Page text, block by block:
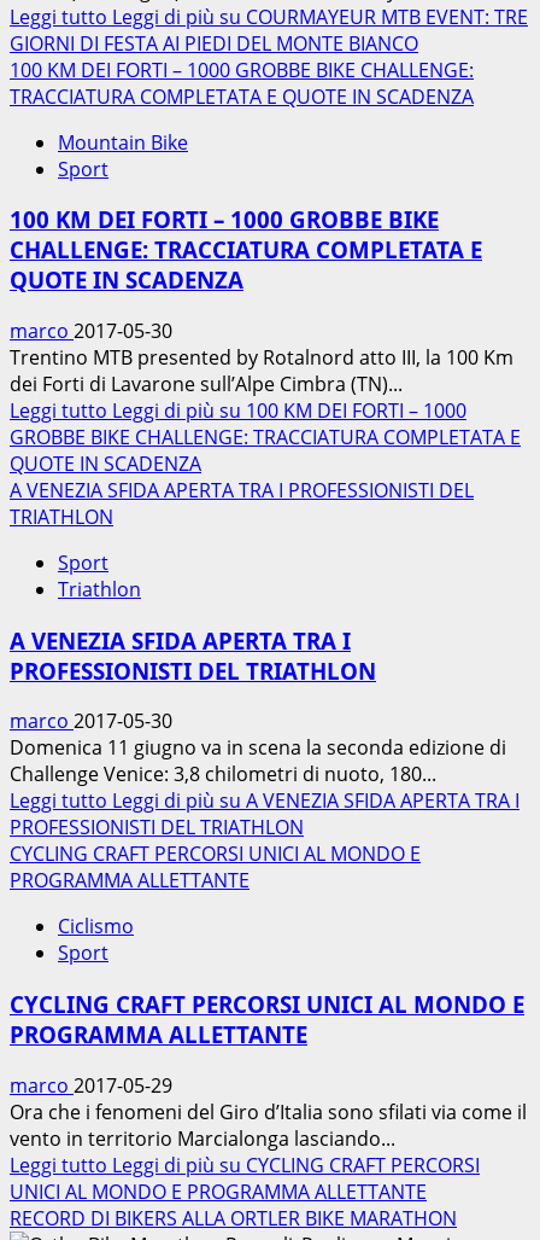
Leggi tutto Leggi di più su COURMAYEUR MTB EVENT: TRE
GIORNI DI FESTA AI PIEDI DEL MONTE BIANCO
100 KM DEI FORTI – 1000 GROBBE BIKE CHALLENGE:
TRACCIATURA COMPLETATA E QUOTE IN SCADENZA
Mountain Bike
Sport
100 KM DEI FORTI – 1000 GROBBE BIKE
CHALLENGE: TRACCIATURA COMPLETATA E
QUOTE IN SCADENZA
marco 2017-05-30
Trentino MTB presented by Rotalnord atto III, la 100 Km
dei Forti di Lavarone sull’Alpe Cimbra (TN)...
Leggi tutto Leggi di più su 100 KM DEI FORTI – 1000
GROBBE BIKE CHALLENGE: TRACCIATURA COMPLETATA E
QUOTE IN SCADENZA
A VENEZIA SFIDA APERTA TRA I PROFESSIONISTI DEL
TRIATHLON
Sport
Triathlon
A VENEZIA SFIDA APERTA TRA I
PROFESSIONISTI DEL TRIATHLON
marco 2017-05-30
Domenica 11 giugno va in scena la seconda edizione di
Challenge Venice: 3,8 chilometri di nuoto, 180...
Leggi tutto Leggi di più su A VENEZIA SFIDA APERTA TRA I
PROFESSIONISTI DEL TRIATHLON
CYCLING CRAFT PERCORSI UNICI AL MONDO E
PROGRAMMA ALLETTANTE
Ciclismo
Sport
CYCLING CRAFT PERCORSI UNICI AL MONDO E
PROGRAMMA ALLETTANTE
marco 2017-05-29
Ora che i fenomeni del Giro d’Italia sono sfilati via come il
vento in territorio Marcialonga lasciando...
Leggi tutto Leggi di più su CYCLING CRAFT PERCORSI
UNICI AL MONDO E PROGRAMMA ALLETTANTE
RECORD DI BIKERS ALLA ORTLER BIKE MARATHON